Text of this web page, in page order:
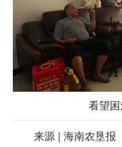
看望困
来源 | 海南农垦报